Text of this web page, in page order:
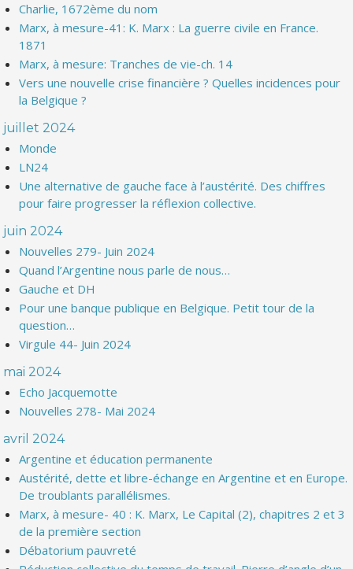
Charlie, 1672ème du nom
Marx, à mesure-41: K. Marx : La guerre civile en France.
1871
Marx, à mesure: Tranches de vie-ch. 14
Vers une nouvelle crise financière ? Quelles incidences pour
la Belgique ?
juillet 2024
Monde
LN24
Une alternative de gauche face à l’austérité. Des chiffres
pour faire progresser la réflexion collective.
juin 2024
Nouvelles 279- Juin 2024
Quand l’Argentine nous parle de nous…
Gauche et DH
Pour une banque publique en Belgique. Petit tour de la
question…
Virgule 44- Juin 2024
mai 2024
Echo Jacquemotte
Nouvelles 278- Mai 2024
avril 2024
Argentine et éducation permanente
Austérité, dette et libre-échange en Argentine et en Europe.
De troublants parallélismes.
Marx, à mesure- 40 : K. Marx, Le Capital (2), chapitres 2 et 3
de la première section
Débatorium pauvreté